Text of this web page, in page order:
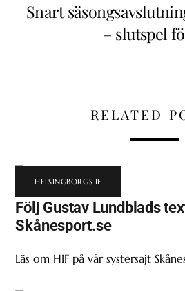
Snart
– slutspel
RELATED
HELSINGBORGS IF
Följ Gustav Lundblads
Skånesport.se
Läs om HIF på vår systersajt